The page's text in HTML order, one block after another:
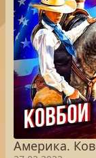
Америка.